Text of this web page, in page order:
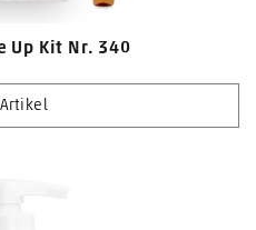
Up Kit Nr. 340